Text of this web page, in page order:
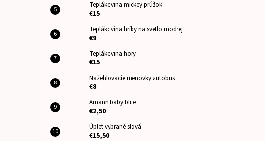
Teplákovina mickey prúžok
€15
Teplákovina hríby na svetlo modrej
€9
Teplákovina hory
€15
Nažehlovacie menovky autobus
€8
Amann baby blue
€2,50
Úplet vybrané slová
€15,50